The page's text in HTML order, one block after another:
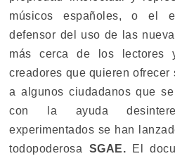
músicos españoles, o el
defensor del uso de las
más cerca de los lectores
creadores que quieren ofrecer
a algunos ciudadanos que
con la ayuda
experimentados se han
todopoderosa SGAE. El